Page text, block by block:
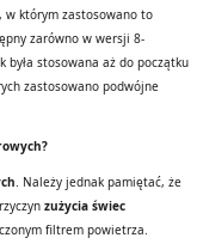
w którym zastosowano to
zarówno w wersji 8-
stosowana aż do początku
zastosowano podwójne
. Należy jednak pamiętać, że
zużycia świec
filtrem powietrza.